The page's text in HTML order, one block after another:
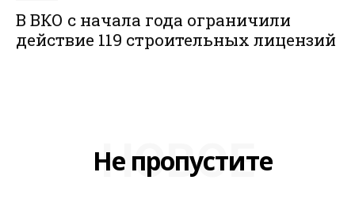
В ВКО с начала года ограничили
действие 119 строительных лицензий
Не пропустите
НОВОЕ